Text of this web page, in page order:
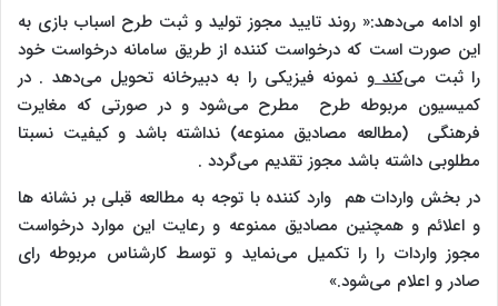
او ادامه می‌دهد:« روند تایید مجوز تولید و ثبت طرح اسباب بازی به
این صورت است که درخواست کننده از طریق سامانه درخواست خود
را ثبت می‌کندو نمونه فیزیکی را به دبیرخانه تحویل می‌دهد . در
کمیسیون مربوطه طرح مطرح می‌شود و در صورتی که مغایرت
فرهنگی (مطالعه مصادیق ممنوعه) نداشته باشد و کیفیت نسبتا
مطلوبی داشته باشد مجوز تقدیم می‌گردد .
در بخش واردات هم وارد کننده با توجه به مطالعه قبلی بر نشانه ها
و اعلائم و همچنین مصادیق ممنوعه و رعایت این موارد درخواست
مجوز واردات را را تکمیل می‌نماید و توسط کارشناس مربوطه رای
صادر و اعلام می‌شود.»